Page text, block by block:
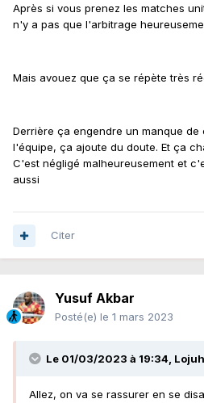
Après si vous prenez les matches
n'y a pas que l'arbitrage
Mais avouez que ça se répète très
Derrière ça engendre un manque
l'équipe, ça ajoute du doute. Et ça
C'est négligé malheureusement et
aussi
Citer
Yusuf Akbar
Posté(e) le 1 mars 2023
Le 01/03/2023 à 19:34,
Allez, on va se rassurer en se